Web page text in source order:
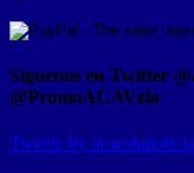
Síguenos en Twitter
@PromoACAVzla
Tweets by acaeslanoticia